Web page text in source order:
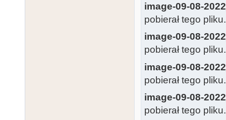
image-09-08-
pobierał tego
image-09-08-
pobierał tego
image-09-08-
pobierał tego
image-09-08-
pobierał tego